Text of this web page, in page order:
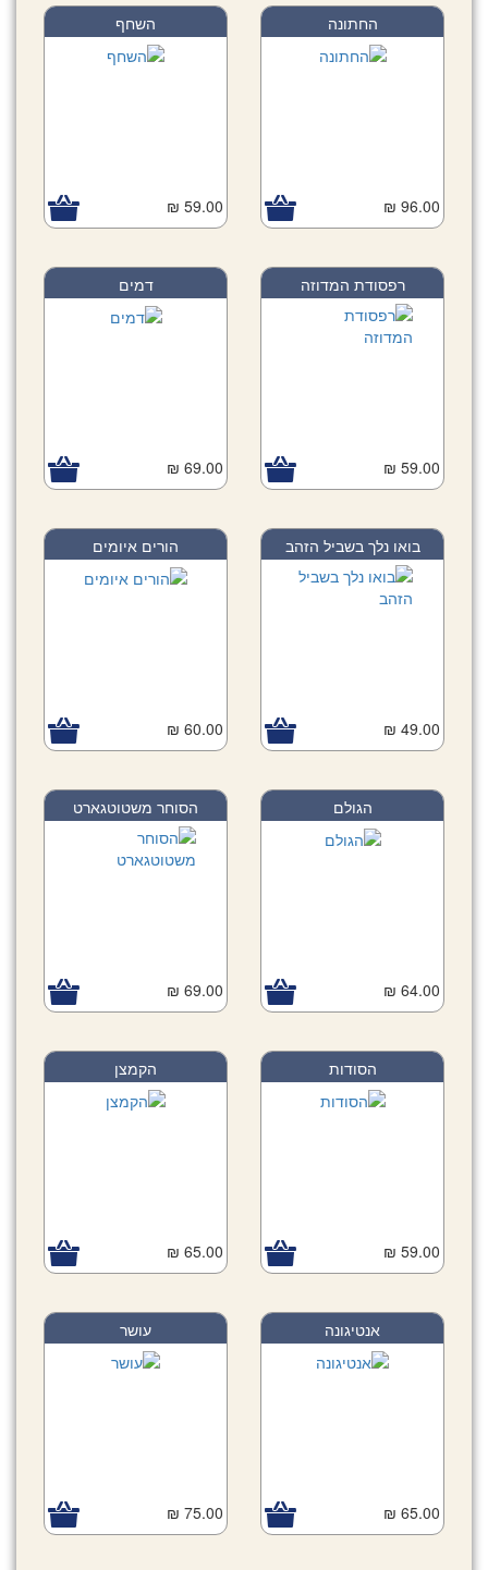
החתונה
96.00 ₪
השחף
59.00 ₪
רפסודת המדוזה
59.00 ₪
דמים
69.00 ₪
בואו נלך בשביל הזהב
49.00 ₪
הורים איומים
60.00 ₪
הגולם
64.00 ₪
הסוחר משטוטגארט
69.00 ₪
הסודות
59.00 ₪
הקמצן
65.00 ₪
אנטיגונה
65.00 ₪
עושר
75.00 ₪